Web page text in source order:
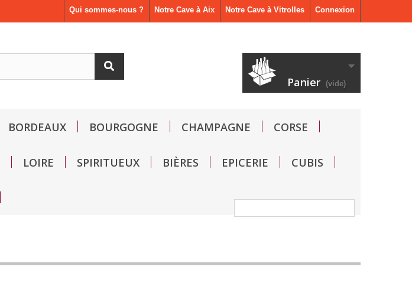
Connexion
Notre Cave à Vitrolles
Notre Cave à Aix
Qui sommes-nous ?
Panier (vide)
BORDEAUX BOURGOGNE CHAMPAGNE CORSE
LOIRE SPIRITUEUX BIÈRES EPICERIE CUBIS